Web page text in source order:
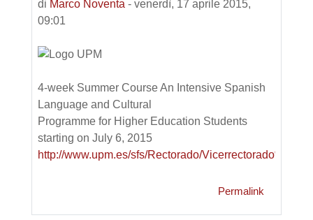
di Marco Noventa - venerdì, 17 aprile 2015,
09:01
4-week Summer Course An Intensive Spanish
Language and Cultural
Programme for Higher Education Students
starting on July 6, 2015
http://www.upm.es/sfs/Rectorado/
Permalink